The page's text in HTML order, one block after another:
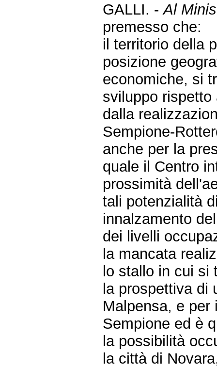
GALLI. -Al
premesso che:
il territorio della
posizione
economiche, si
sviluppo
dalla
Sempione-
anche per la
quale il Centro
prossimità
tali potenzialità
innalzamento
dei livelli
la mancata
lo stallo in cui si
la prospettiva di
Malpensa, e per
Sempione ed è
la possibilità
la città di